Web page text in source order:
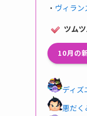
・ ヴィラン
ツム
10月の
ディズ
悪だく